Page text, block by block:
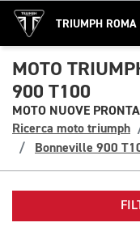
TRIUMPH ROMA
MOTO
900 T100
MOTO NUOVE
Ricerca moto triumph
Bonneville 900